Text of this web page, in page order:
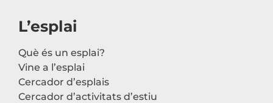
L’esplai
Què és un esplai?
Vine a l’esplai
Cercador d’esplais
Cercador d’activitats d’estiu